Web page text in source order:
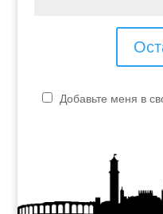
Добавьте меня в